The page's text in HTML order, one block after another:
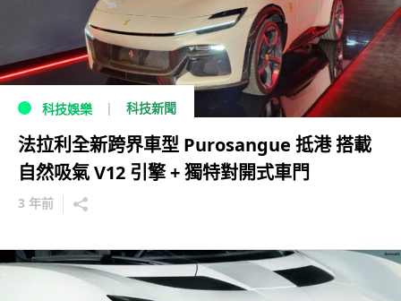
科技娛樂 科技新聞
法拉利全新跨界車型 Purosangue 抵港 搭載
自然吸氣 V12 引擎 + 獨特對開式車門
3 年前